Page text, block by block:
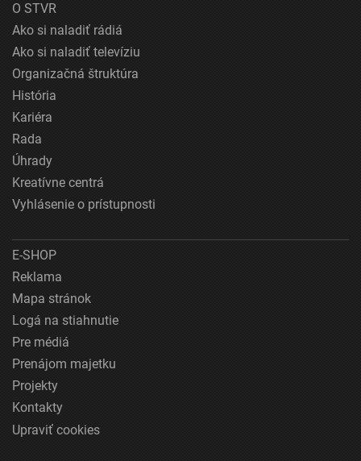
O STVR
Ako si naladiť rádiá
Ako si naladiť televíziu
Organizačná štruktúra
História
Kariéra
Rada
Úhrady
Kreatívne centrá
Vyhlásenie o prístupnosti
E-SHOP
Reklama
Mapa stránok
Logá na stiahnutie
Pre médiá
Prenájom majetku
Projekty
Kontakty
Upraviť cookies